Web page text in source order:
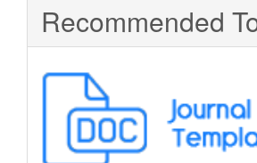
Recommended